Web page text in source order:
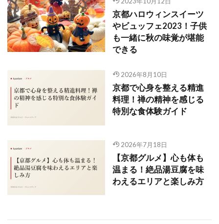
京都ハロウィンスイーツ
やビュッフェ2023！子供
も一緒に秋の味覚が堪能
できる
2026年8月10日
京都で心身を整える精進
料理！禅の精神を感じる
特別な食体験ガイド
2026年7月18日
【京都グルメ】心も体も
温まる！絶品湯豆腐を味
わえるエリアと楽しみ方